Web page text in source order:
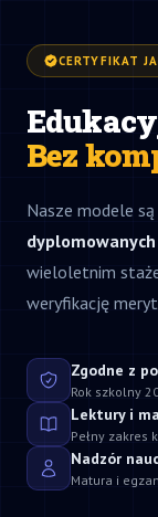
CERTYFIKAT
Bez
Nasze modele
wieloletnim
weryfikację
Zgodne z
Rok szkolny
Lektury i
Pełny zakres
Nadzór
Matura i